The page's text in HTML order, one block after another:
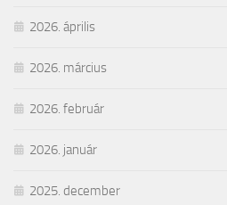
2026. április
2026. március
2026. február
2026. január
2025. december